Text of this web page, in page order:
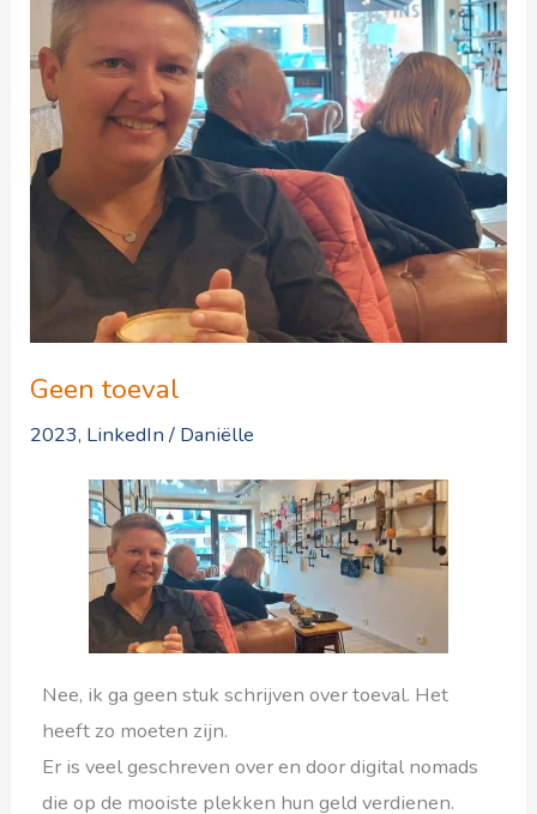
Geen toeval
2023, LinkedIn / Daniëlle
Nee, ik ga geen stuk schrijven over toeval. Het
heeft zo moeten zijn.
Er is veel geschreven over en door digital nomads
die op de mooiste plekken hun geld verdienen.